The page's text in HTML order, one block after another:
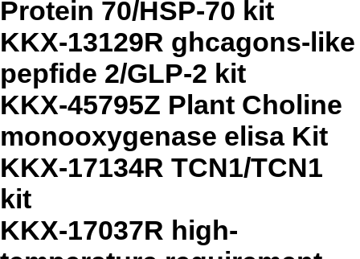
Protein 70/HSP-70 kit
KKX-13129R ghcagons-like
pepfide 2/GLP-2 kit
KKX-45795Z Plant Choline
monooxygenase elisa Kit
KKX-17134R TCN1/TCN1
kit
KKX-17037R high-